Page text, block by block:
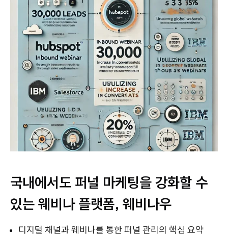
국내에서도 퍼널 마케팅을 강화할 수
있는 웨비나 플랫폼, 웨비나우
디지털 채널과 웨비나를 통한 퍼널 관리의 핵심 요약